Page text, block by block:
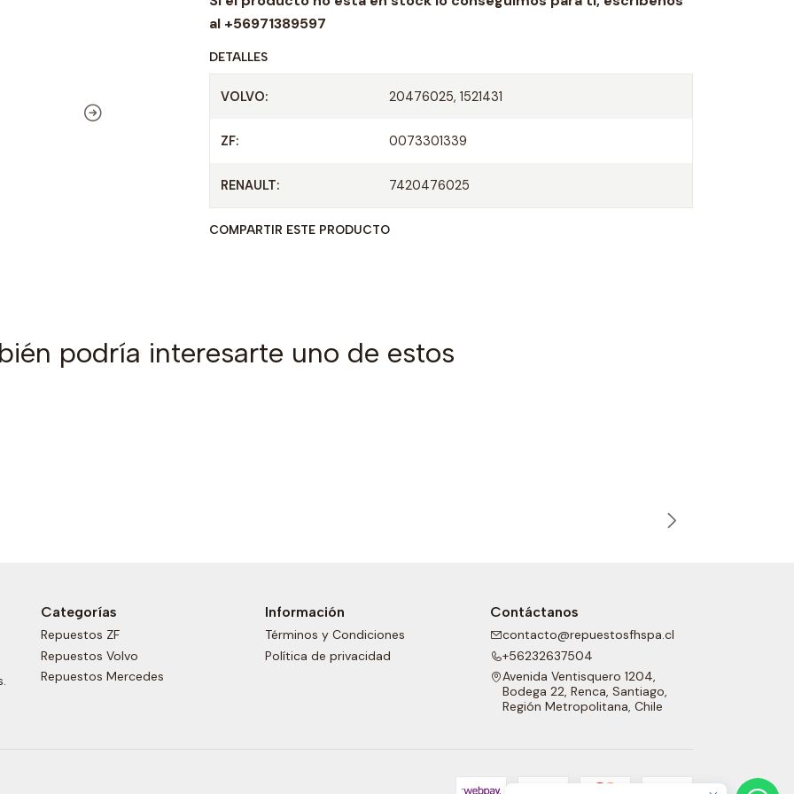
d
al +56971389597
DETALLES
VOLVO: 20476025, 1521431
ZF: 0073301339
RENAULT: 7420476025
COMPARTIR ESTE PRODUCTO
podría interesarte uno de estos
Categorías
Repuestos ZF
Repuestos Volvo
Repuestos Mercedes
Información
Términos y Condiciones
Política de privacidad
Contáctanos
contacto@repuestosfhspa.cl
+56232637504
Avenida Ventisquero 1204,
Bodega 22, Renca, Santiago,
Región Metropolitana, Chile